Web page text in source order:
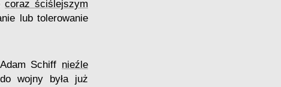
coraz ściślejszym
lub tolerowanie
Schiff nieźle
wojny była już